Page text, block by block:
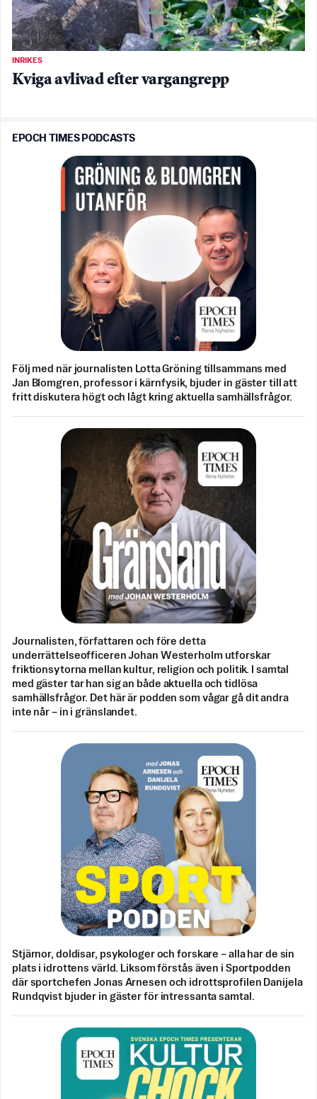
INRIKES
Kviga avlivad efter vargangrepp
EPOCH TIMES PODCASTS
Följ med när journalisten Lotta Gröning tillsammans med
Jan Blomgren, professor i kärnfysik, bjuder in gäster till att
fritt diskutera högt och lågt kring aktuella samhällsfrågor.
Journalisten, författaren och före detta
underrättelseofficeren Johan Westerholm utforskar
friktionsytorna mellan kultur, religion och politik. I samtal
med gäster tar han sig an både aktuella och tidlösa
samhällsfrågor. Det här är podden som vågar gå dit andra
inte når – in i gränslandet.
Stjärnor, doldisar, psykologer och forskare – alla har de sin
plats i idrottens värld. Liksom förstås även i Sportpodden
där sportchefen Jonas Arnesen och idrottsprofilen Danijela
Rundqvist bjuder in gäster för intressanta samtal.